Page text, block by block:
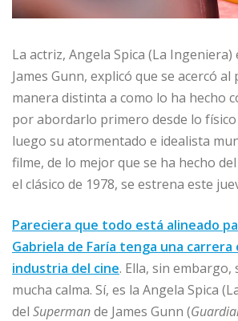
La actriz, Angela Spica (La Ingeniera)
James Gunn, explicó que se acercó
manera distinta a como lo ha hecho
por abordarlo primero desde lo
luego su atormentado e idealista
filme, de lo mejor que se ha hecho
el clásico de 1978, se estrena este
Pareciera que todo está alineado
Gabriela de Faría tenga una
industria del cine. Ella, sin embargo,
mucha calma. Sí, es la Angela Spica
del Supermande James Gunn (